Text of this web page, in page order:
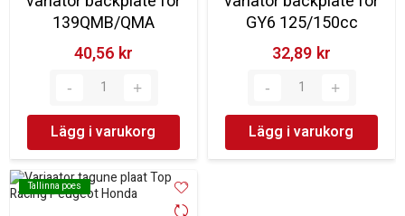
139QMB/QMA
40,56 kr‎
Lägg i varukorg
GY6 125/150cc
32,89 kr‎
Lägg i varukorg
Tallinna poes
Tallinna poes